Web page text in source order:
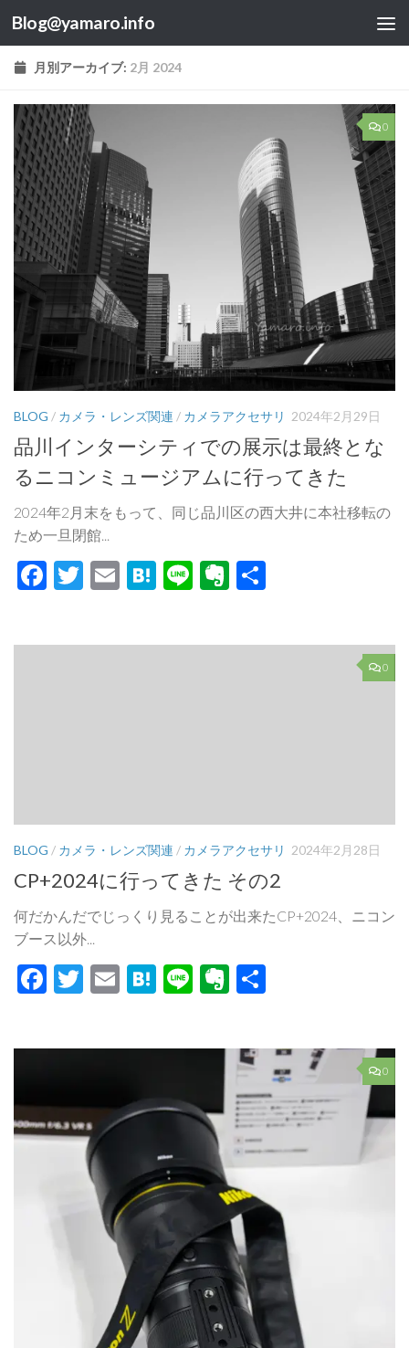
コンテンツへスキップ
Blog@yamaro.info
月別アーカイブ: 2月 2024
0
BLOG / カメラ・レンズ関連 / カメラアクセサリ 2024年2月29日
品川インターシティでの展示は最終とな
るニコンミュージアムに行ってきた
2024年2月末をもって、同じ品川区の西大井に本社移転の
ため一旦閉館...
Facebook
Twitter
EmailHatena
LineEvernote
0
BLOG / カメラ・レンズ関連 / カメラアクセサリ 2024年2月28日
CP+2024に行ってきた その2
何だかんだでじっくり見ることが出来たCP+2024、ニコン
ブース以外...
Facebook
Twitter
EmailHatena
LineEvernote
0